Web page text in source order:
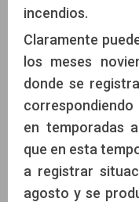
incendios.
Claramente
los meses
donde se
en temporadas
que en esta
a registrar
agosto y se